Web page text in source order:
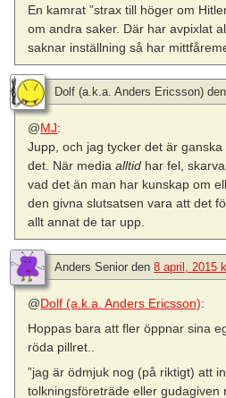
En kamrat ”strax till höger om
om andra saker. Där har avpixlat
saknar inställning så har
Dolf (a.k.a. Anders Ericsson) den
@MJ:
Jupp, och jag tycker det är
det. När mediaalltid har fel,
vad det än man har kunskap om
den givna slutsatsen vara att det
allt annat de tar upp.
Anders Senior den 8 april, 2015
@Dolf (a.k.a. Anders Ericsson):
Hoppas bara att fler öppnar sina
röda pillret..
”jag är ödmjuk nog (på riktigt) att
tolkningsföreträde eller gudagiven